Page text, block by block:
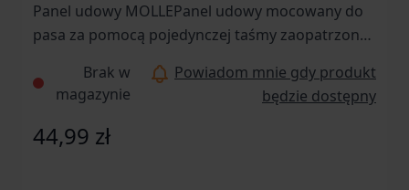
Panel udowy MOLLEPanel udowy mocowany do
pasa za pomocą pojedynczej taśmy zaopatrzonej
osobną, szeroką taśmą. Pokrycie powierzchni
panelu taśmami systemu modułowego MOLLE
pozwala na montaż i dowolną konfigurację
ładownic, kieszeni, kabur, etc.
Brak w
magazynie
Powiadom mnie gdy produkt
będzie dostępny
44,99 zł